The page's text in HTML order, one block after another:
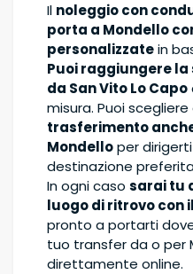
Il noleggio con
porta a Mondello
personalizzatein
Puoi raggiungere
da San Vito Lo Capo
misura. Puoi
trasferimento
Mondelloper
destinazione
In ogni caso sarai tu
luogo di ritrovo con
pronto a portarti
tuo transfer da o per
direttamente online.